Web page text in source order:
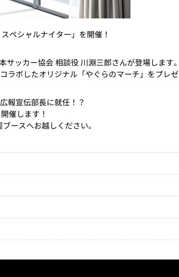
ペシャルナイター」を開催！
ッカー協会 相談役 川淵三郎さんが登場します。
ラボしたオリジナル「やぐらのマーチ」をプレゼ
報宣伝部長に就任！？
催します！
ースへお越しください。